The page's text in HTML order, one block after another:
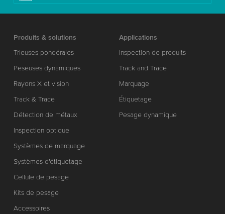
Produits & solutions
Trieuses pondérales
Peseuses dynamiques
Rayons X et vision
Track & Trace
Détection de métaux
Inspection optique
Systèmes de marquage
Systèmes d'étiquetage
Cellule de pesage
Kits de pesage
Accessoires
Applications
Inspection de produits
Track and Trace
Marquage
Étiquetage
Pesage dynamique